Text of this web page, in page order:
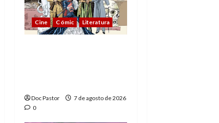
Cine Cómic Literatura
Doc Pastor
7 de agosto de 2026
0